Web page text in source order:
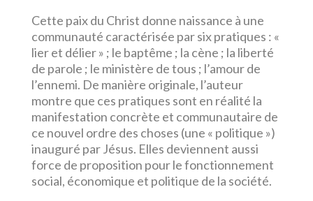
Cette paix du Christ donne naissance à une
communauté caractérisée par six pratiques : «
lier et délier » ; le baptême ; la cène ; la liberté
de parole ; le ministère de tous ; l’amour de
l’ennemi. De manière originale, l’auteur
montre que ces pratiques sont en réalité la
manifestation concrète et communautaire de
ce nouvel ordre des choses (une « politique »)
inauguré par Jésus. Elles deviennent aussi
force de proposition pour le fonctionnement
social, économique et politique de la société.